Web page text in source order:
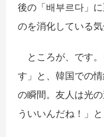
後の「배부르다 」
のを消化している気
ところが、です
す」と、韓国での
の瞬間。友人は光
ういいんだね！」